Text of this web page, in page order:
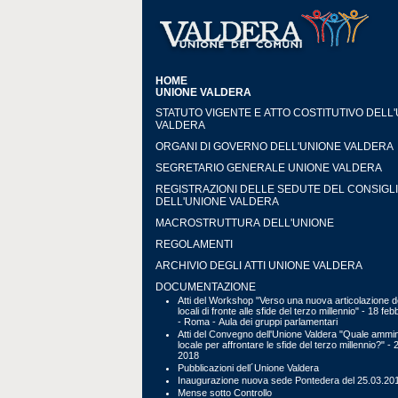
HOME
UNIONE VALDERA
STATUTO VIGENTE E ATTO COSTITUTIVO
VALDERA
ORGANI DI GOVERNO DELL'UNIONE VALDERA
SEGRETARIO GENERALE UNIONE VALDERA
REGISTRAZIONI DELLE SEDUTE DEL
DELL'UNIONE VALDERA
MACROSTRUTTURA DELL'UNIONE
REGOLAMENTI
ARCHIVIO DEGLI ATTI UNIONE VALDERA
DOCUMENTAZIONE
Atti del Workshop "Verso una nuova articolazione
locali di fronte alle sfide del terzo millennio" - 18
- Roma - Aula dei gruppi parlamentari
Atti del Convegno dell'Unione Valdera "Quale
locale per affrontare le sfide del terzo millennio?" -
2018
Pubblicazioni dell´Unione Valdera
Inaugurazione nuova sede Pontedera del
Mense sotto Controllo